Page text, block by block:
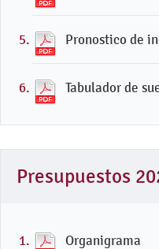
Pronostico de
Tabulador de
Presupuestos
Organigrama